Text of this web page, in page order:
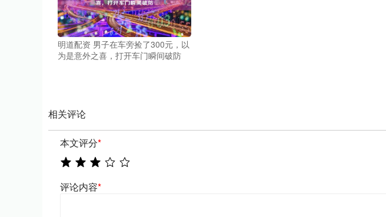
明道配资 男子在车旁捡了300元，以
为是意外之喜，打开车门瞬间破防
相关评论
本文评分*
评论内容*